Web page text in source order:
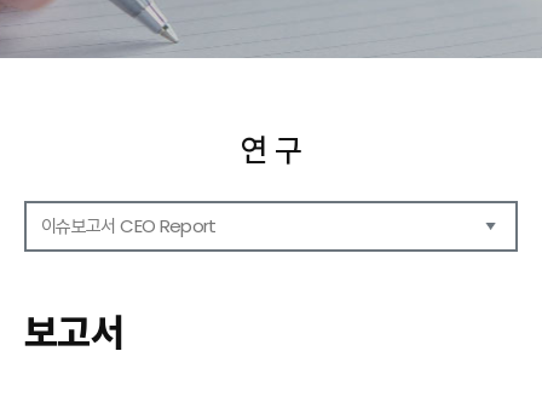
연 구
이슈보고서 CEO Report
CEO Brief
영상자료
보고서